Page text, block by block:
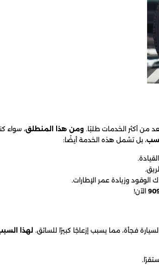
من أكثر الخدمات طلبًا. ومن هذا المنطلق، سواء
، بل تشمل هذه الخدمة أيضًا:
وزيادة عمر الإطارات.
الآن!
فجأة، مما يسبب إزعاجًا كبيرًا للسائق. لهذا